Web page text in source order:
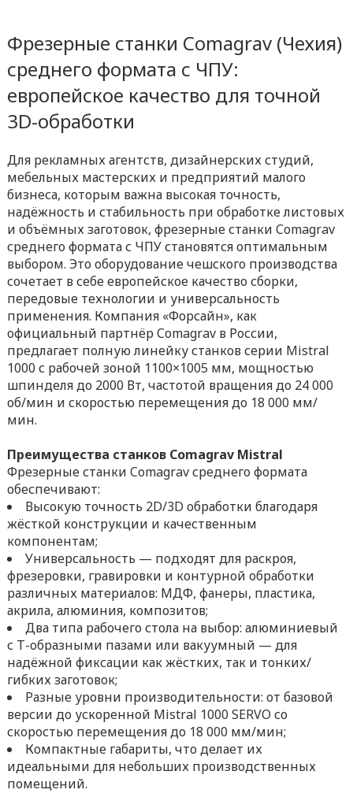
Фрезерные станки Comagrav (Чехия)
среднего формата с ЧПУ:
европейское качество для точной
3D-обработки
Для рекламных агентств, дизайнерских студий,
мебельных мастерских и предприятий малого
бизнеса, которым важна высокая точность,
надёжность и стабильность при обработке листовых
и объёмных заготовок, фрезерные станки Comagrav
среднего формата с ЧПУ становятся оптимальным
выбором. Это оборудование чешского производства
сочетает в себе европейское качество сборки,
передовые технологии и универсальность
применения. Компания «Форсайн», как
официальный партнёр Comagrav в России,
предлагает полную линейку станков серии Mistral
1000 с рабочей зоной 1100×1005 мм, мощностью
шпинделя до 2000 Вт, частотой вращения до 24 000
об/мин и скоростью перемещения до 18 000 мм/
мин.
Преимущества станков Comagrav Mistral
Фрезерные станки Comagrav среднего формата
обеспечивают:
Высокую точность 2D/3D обработки благодаря
жёсткой конструкции и качественным
компонентам;
Универсальность — подходят для раскроя,
фрезеровки, гравировки и контурной обработки
различных материалов: МДФ, фанеры, пластика,
акрила, алюминия, композитов;
Два типа рабочего стола на выбор: алюминиевый
с Т-образными пазами или вакуумный — для
надёжной фиксации как жёстких, так и тонких/
гибких заготовок;
Разные уровни производительности: от базовой
версии до ускоренной Mistral 1000 SERVO со
скоростью перемещения до 18 000 мм/мин;
Компактные габариты, что делает их
идеальными для небольших производственных
помещений.